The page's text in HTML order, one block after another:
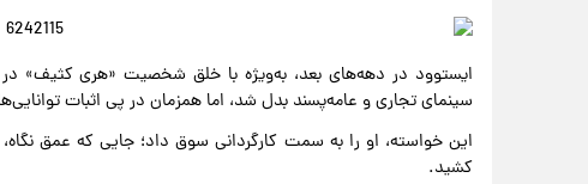
ایستوود در دهه‌های بعد، به‌ویژه با خلق شخصیت «هری کثیف»
سینمای تجاری و عامه‌پسند بدل شد، اما همزمان در پی اثبات
این خواسته، او را به سمت کارگردانی سوق داد؛ جایی که عمق
کشید.